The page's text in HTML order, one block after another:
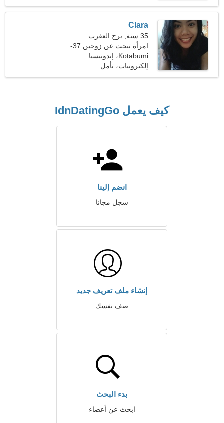
القفز
Clara
35 سنة, برج العقرب
امرأة تبحث عن زوجين 37-
47
Kotabumi، إندونيسيا
إلكترونيات، تأمل
كيف يعمل IdnDatingGo
انضم إلينا
سجل مجانا
إنشاء ملف تعريف جديد
صف نفسك
بدء البحث
ابحث عن أعضاء